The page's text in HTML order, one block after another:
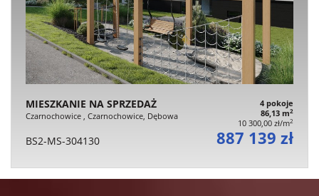
MIESZKANIE NA SPRZEDAŻ
Czarnochowice , Czarnochowice, Dębowa
4 pokoje
86,13 m2
10 300,00 zł/m2
BS2-MS-304130 887 139 zł